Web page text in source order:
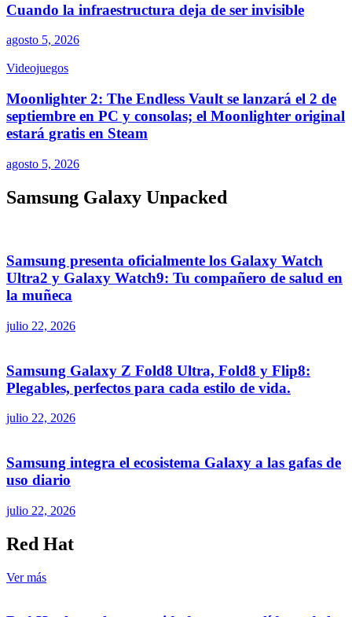
Cuando la infraestructura deja de ser invisible
agosto 5, 2026
Videojuegos
Moonlighter 2: The Endless Vault se lanzará el 2 de
septiembre en PC y consolas; el Moonlighter original
estará gratis en Steam
agosto 5, 2026
Samsung Galaxy Unpacked
Samsung presenta oficialmente los Galaxy Watch
Ultra2 y Galaxy Watch9: Tu compañero de salud en
la muñeca
julio 22, 2026
Samsung Galaxy Z Fold8 Ultra, Fold8 y Flip8:
Plegables, perfectos para cada estilo de vida.
julio 22, 2026
Samsung integra el ecosistema Galaxy a las gafas de
uso diario
julio 22, 2026
Red Hat
Ver más